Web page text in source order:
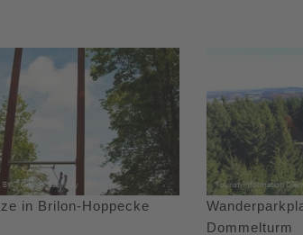
in Brilon-Hoppecke
Dommelturm